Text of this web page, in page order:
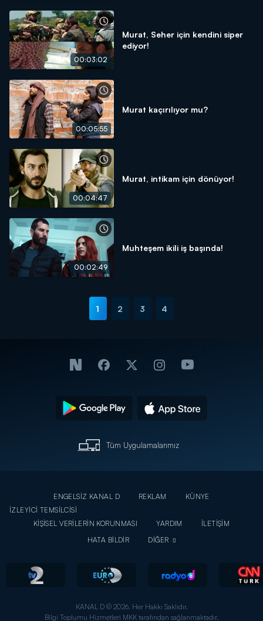
00:03:02
Murat, Seher için kendini siper
ediyor!
00:05:55
Murat kaçırılıyor mu?
00:04:47
Murat, intikam için dönüyor!
00:02:49
Muhteşem ikili iş başında!
1 2 3 4
Tüm Uygulamalarımız
ENGELSİZ KANAL D REKLAM
KÜNYE
İZLEYİCİ TEMSİLCİSİ
KİŞİSEL VERİLERİN KORUNMASI
YARDIM
İLETİŞİM
HATA BİLDİR
DİĞER
KANAL D © 2026. Her Hakkı Saklıdır.
Bilgi Toplumu Hizmetleri MKK tarafından sağlanmaktadır.